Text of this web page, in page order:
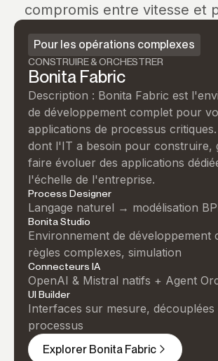
compromis entre vitesse et
CONSTRUIRE & ORCHESTRER
Bonita Fabric
Pour les opérations complexes
Description : Bonita Fabric est
de développement complet pour
applications de processus
dont l'IT a besoin pour construire,
faire évoluer des applications
l'échelle de l'entreprise.
Process Designer
Langage naturel → modélisation
Bonita Studio
Environnement de développement
règles complexes, simulation
Connecteurs IA
OpenAI & Mistral natifs + Agent
UI Builder
Interfaces sur mesure, découplées
processus
Explorer Bonita Fabric